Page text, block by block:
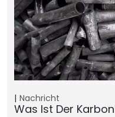
Nachricht
Was Ist Der